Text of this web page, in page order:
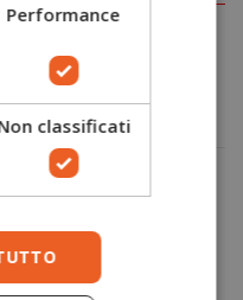
e touchscreen
da uno stile
Pro per il massimo
Performance
classificati